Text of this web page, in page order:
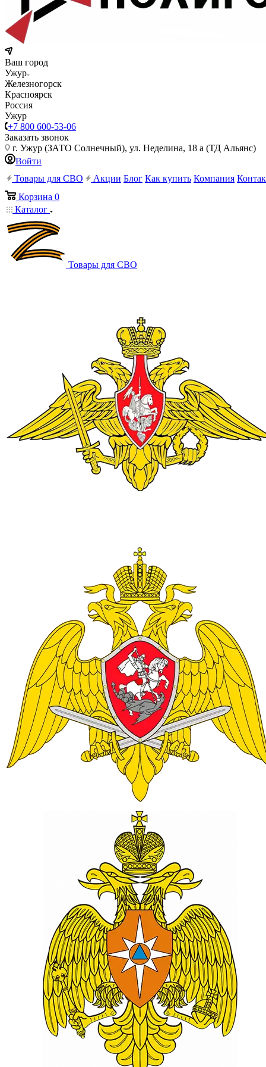
Ваш город
Ужур
Железногорск
Красноярск
Россия
Ужур
+7 800 600-53-06
Заказать звонок
г. Ужур (ЗАТО Солнечный), ул. Неделина, 18 а (ТД Альянс)
Войти
Товары для СВО
Акции Блог Как купить Компания
Корзина 0
Каталог
Товары для СВО